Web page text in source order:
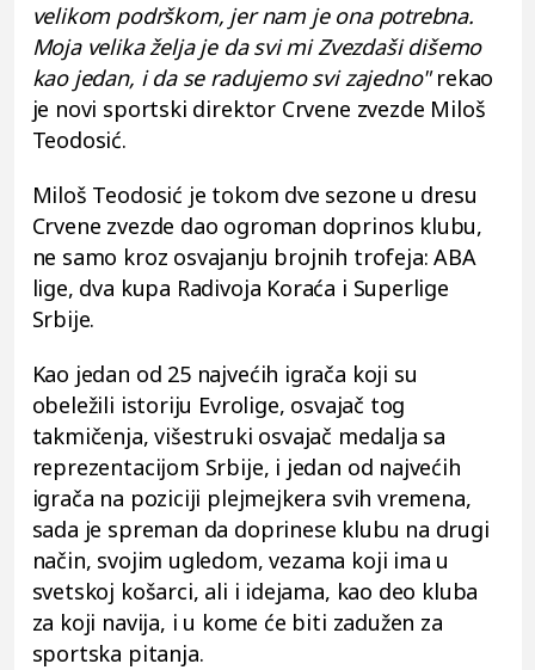
velikom podrškom, jer nam je ona potrebna.
Moja velika želja je da svi mi Zvezdaši dišemo
kao jedan, i da se radujemo svi zajedno"rekao
je novi sportski direktor Crvene zvezde Miloš
Teodosić.
Miloš Teodosić je tokom dve sezone u dresu
Crvene zvezde dao ogroman doprinos klubu,
ne samo kroz osvajanju brojnih trofeja: ABA
lige, dva kupa Radivoja Koraća i Superlige
Srbije.
Kao jedan od 25 najvećih igrača koji su
obeležili istoriju Evrolige, osvajač tog
takmičenja, višestruki osvajač medalja sa
reprezentacijom Srbije, i jedan od najvećih
igrača na poziciji plejmejkera svih vremena,
sada je spreman da doprinese klubu na drugi
način, svojim ugledom, vezama koji ima u
svetskoj košarci, ali i idejama, kao deo kluba
za koji navija, i u kome će biti zadužen za
sportska pitanja.